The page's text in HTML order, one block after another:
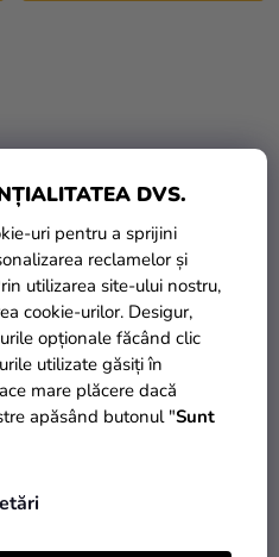
DVS.
uri pentru a sprijini
reclamelor și
utilizarea site-ului nostru,
cookie-urilor. Desigur,
opționale făcând clic
utilizate găsiți în
mare plăcere dacă
apăsând butonul "Sunt
Balon din folie - numărul
7, crocodil
24,90 Lei